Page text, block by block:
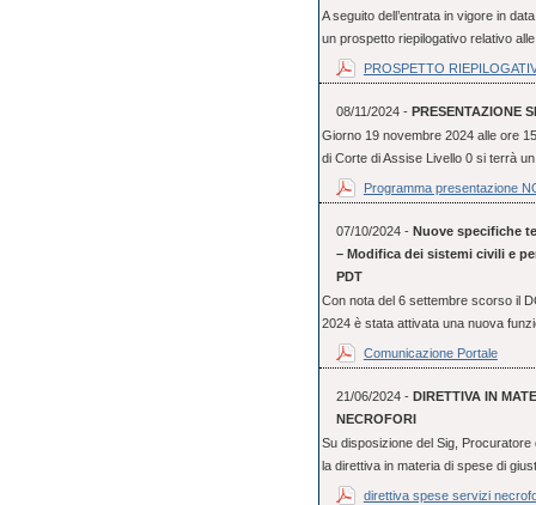
A seguito dell’entrata in vigore in
un prospetto riepilogativo relativo
PROSPETTO
08/11/2024 - PRESENTAZIONE
Giorno 19 novembre 2024 alle ore
di Corte di Assise Livello 0 si terrà
Programma presentazione
07/10/2024 - Nuove specifiche
– Modifica dei sistemi civili e
PDT
Con nota del 6 settembre scorso il
2024 è stata attivata una nuova
Comunicazione Portale
21/06/2024 - DIRETTIVA IN
NECROFORI
Su disposizione del Sig,
la direttiva in materia di spese di
direttiva spese servizi